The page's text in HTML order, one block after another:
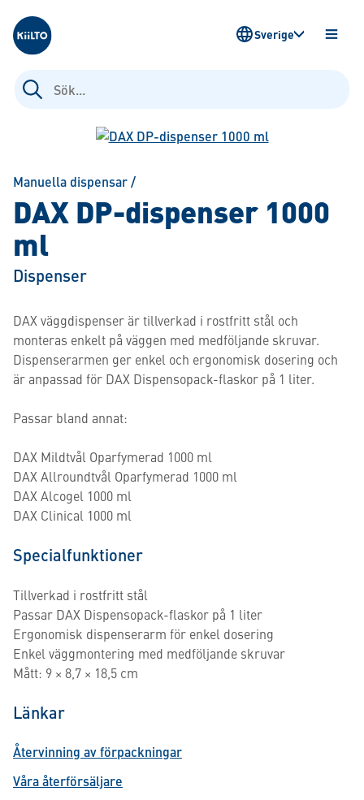
Kiilto Sweden
Sök
efter:
Sverige
Manuella dispensar/
DAX DP-dispenser 1000
ml
Dispenser
DAX väggdispenser är tillverkad i rostfritt stål och
monteras enkelt på väggen med medföljande skruvar.
Dispenserarmen ger enkel och ergonomisk dosering och
är anpassad för DAX Dispensopack-flaskor på 1 liter.
Passar bland annat:
DAX Mildtvål Oparfymerad 1000 ml
DAX Allroundtvål Oparfymerad 1000 ml
DAX Alcogel 1000 ml
DAX Clinical 1000 ml
Specialfunktioner
Tillverkad i rostfritt stål
Passar DAX Dispensopack-flaskor på 1 liter
Ergonomisk dispenserarm för enkel dosering
Enkel väggmontering med medföljande skruvar
Mått: 9 × 8,7 × 18,5 cm
Länkar
Återvinning av förpackningar
Våra återförsäljare